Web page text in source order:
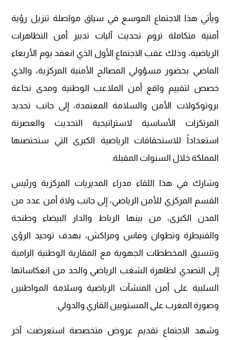
ويأتي هذا الاجتماع الموسع في سياق مواصلة تنزيل رؤية
أمنية متكاملة تروم تحديث آليات تدبير أمن التظاهرات
الرياضية، وذلك عقب الاجتماع الأول الذي انعقد يوم الأربعاء
الماضي بحضور مسؤولي المصالح الأمنية المركزية، والذي
خصص لتقييم واقع أمن الملاعب الوطنية ومدى نجاعة
بروتوكولات الأمن والسلامة المعتمدة، إلى جانب تحديد
المرتكزات الأساسية لاستراتيجية التحديث والعصرنة
استعداداً للاستحقاقات الرياضية الكبرى التي ستحتضنها
المملكة خلال السنوات المقبلة.
وشارك في هذا اللقاء مدراء المديريات المركزية ورئيس
القسم المركزي للأمن الرياضي، إلى جانب ولاة أمن عدد من
المدن الكبرى، من بينها الرباط والدار البيضاء وطنجة
والقنيطرة وتطوان وفاس ومراكش، بهدف توحيد الرؤى
وتنسيق المخططات الجهوية مع المقاربة الوطنية الرامية
إلى التصدي لظاهرة الشغب الرياضي والحد من انعكاساتها
السلبية على أمن المنشآت الرياضية وسلامة المواطنين
وصورة المغرب على المستويين القاري والدولي.
وشهد الاجتماع تقديم عروض متخصصة استعرضت آخر